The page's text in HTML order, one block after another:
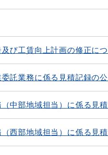
び工賃向上計画の修正に
託業務に係る見積記録の
中部地域担当）に係る見
西部地域担当）に係る見